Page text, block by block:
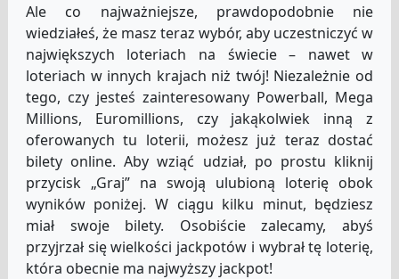
Ale co najważniejsze, prawdopodobnie nie
wiedziałeś, że masz teraz wybór, aby uczestniczyć w
największych loteriach na świecie – nawet w
loteriach w innych krajach niż twój! Niezależnie od
tego, czy jesteś zainteresowany Powerball, Mega
Millions, Euromillions, czy jakąkolwiek inną z
oferowanych tu loterii, możesz już teraz dostać
bilety online. Aby wziąć udział, po prostu kliknij
przycisk „Graj” na swoją ulubioną loterię obok
wyników poniżej. W ciągu kilku minut, będziesz
miał swoje bilety. Osobiście zalecamy, abyś
przyjrzał się wielkości jackpotów i wybrał tę loterię,
która obecnie ma najwyższy jackpot!